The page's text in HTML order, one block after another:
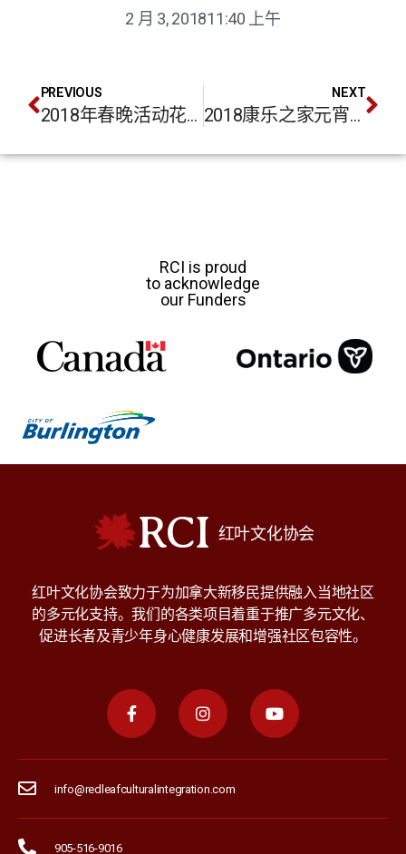
2 月 3, 201811:40 上午
PREVIOUS
2018年春晚活动花絮
NEXT
2018康乐之家元宵节活动
RCI is proud
to acknowledge
our Funders
RCI 红叶文化协会
红叶文化协会致力于为加拿大新移民提供融入当地社区
的多元化支持。我们的各类项目着重于推广多元文化、
促进长者及青少年身心健康发展和增强社区包容性。
info@redleafculturalintegration.com
905-516-9016